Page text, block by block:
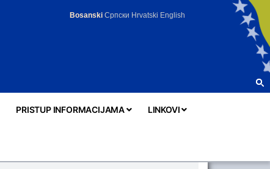
Bosanski Српски Hrvatski English
PRISTUP INFORMACIJAMA LINKOVI